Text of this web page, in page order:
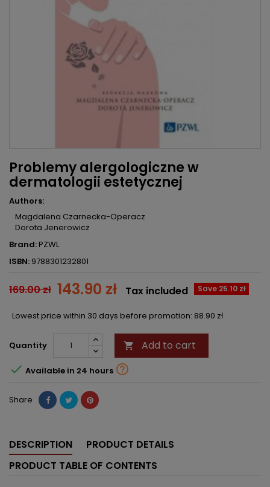
Problemy alergologiczne w
dermatologii estetycznej
Authors:
Magdalena Czarnecka-Operacz
Dorota Jenerowicz
Brand:PZWL
ISBN: 9788301232801
169.00 zł 143.90 zł Save 25.10 zł
Tax included
Lowest price within 30 days before promotion: 88.90 zł
Quantity  Add to cart
 Available in 24 hours 
Share
DESCRIPTION
PRODUCT DETAILS
PRODUCT TABLE OF CONTENTS